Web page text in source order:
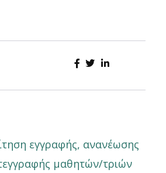
εγγραφής, ανανέωσης
μαθητών/τριών